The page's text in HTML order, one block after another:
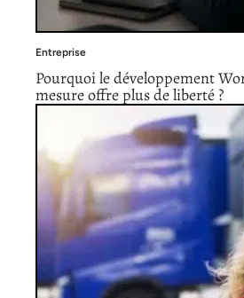
Entreprise
Pourquoi le développement
mesure offre plus de liberté ?